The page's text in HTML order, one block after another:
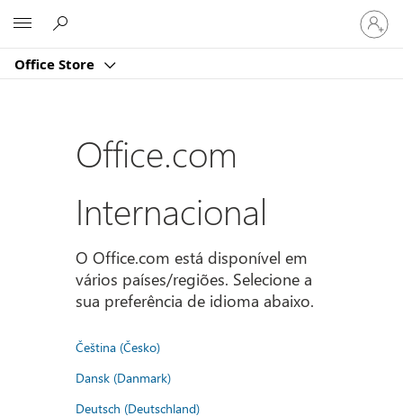
Office Store
Iniciar
sessão
na
Office.com
Internacional
O Office.com está disponível em
vários países/regiões. Selecione a
sua preferência de idioma abaixo.
Čeština (Česko)
Dansk (Danmark)
Deutsch (Deutschland)